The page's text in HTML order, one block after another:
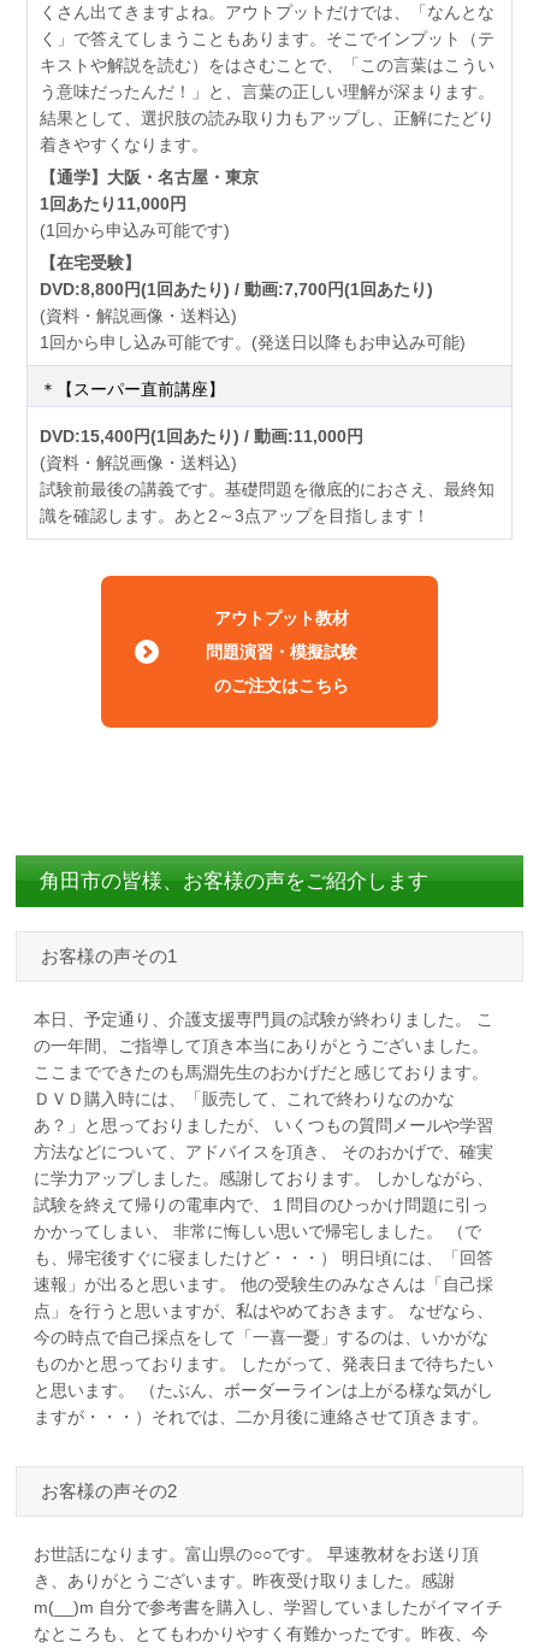
くさん出てきますよね。アウトプットだけでは、「なんとな
く」で答えてしまうこともあります。そこでインプット（テ
キストや解説を読む）をはさむことで、「この言葉はこうい
う意味だったんだ！」と、言葉の正しい理解が深まります。
結果として、選択肢の読み取り力もアップし、正解にたどり
着きやすくなります。
【通学】大阪・名古屋・東京
1回あたり11,000円
(1回から申込み可能です)
【在宅受験】
DVD:8,800円(1回あたり) / 動画:7,700円(1回あたり)
(資料・解説画像・送料込)
1回から申し込み可能です。(発送日以降もお申込み可能)
＊【スーパー直前講座】
DVD:15,400円(1回あたり) / 動画:11,000円
(資料・解説画像・送料込)
試験前最後の講義です。基礎問題を徹底的におさえ、最終知
識を確認します。あと2～3点アップを目指します！
アウトプット教材
問題演習・模擬試験
のご注文はこちら
角田市の皆様、お客様の声をご紹介します
お客様の声その1
本日、予定通り、介護支援専門員の試験が終わりました。 こ
の一年間、ご指導して頂き本当にありがとうございました。
ここまでできたのも馬淵先生のおかげだと感じております。
ＤＶＤ購入時には、「販売して、これで終わりなのかな
あ？」と思っておりましたが、 いくつもの質問メールや学習
方法などについて、アドバイスを頂き、 そのおかげで、確実
に学力アップしました。感謝しております。 しかしながら、
試験を終えて帰りの電車内で、１問目のひっかけ問題に引っ
かかってしまい、 非常に悔しい思いで帰宅しました。 （で
も、帰宅後すぐに寝ましたけど・・・） 明日頃には、「回答
速報」が出ると思います。 他の受験生のみなさんは「自己採
点」を行うと思いますが、私はやめておきます。 なぜなら、
今の時点で自己採点をして「一喜一憂」するのは、いかがな
ものかと思っております。 したがって、発表日まで待ちたい
と思います。 （たぶん、ボーダーラインは上がる様な気がし
ますが・・・）それでは、二か月後に連絡させて頂きます。
お客様の声その2
お世話になります。富山県の○○です。 早速教材をお送り頂
き、ありがとうございます。昨夜受け取りました。感謝
m(__)m 自分で参考書を購入し、学習していましたがイマイチ
なところも、とてもわかりやすく有難かったです。昨夜、今